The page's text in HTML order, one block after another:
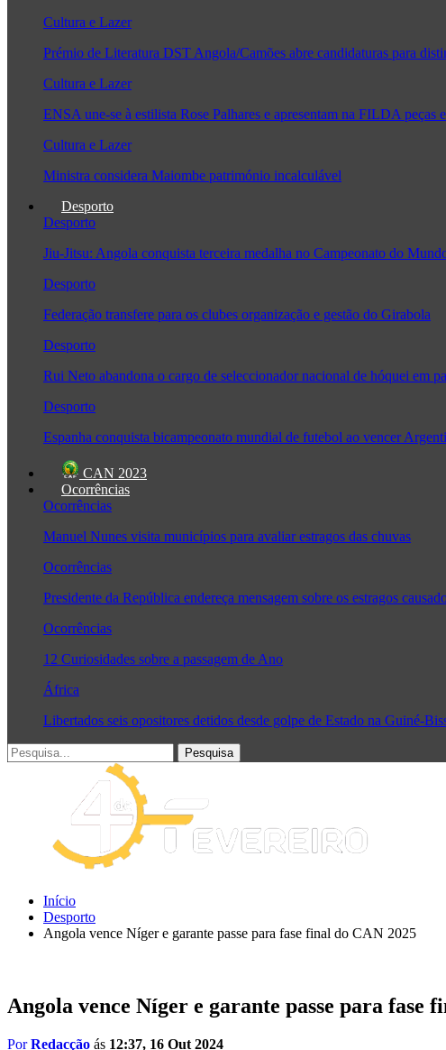
Cultura e Lazer
Prémio de Literatura DST Angola/Camões abre candidaturas para
Cultura e Lazer
ENSA une-se à estilista Rose Palhares e apresentam na FILDA peças
Cultura e Lazer
Ministra considera Maiombe património incalculável
Desporto
Desporto
Jiu-Jitsu: Angola conquista terceira medalha no Campeonato do
Desporto
Federação transfere para os clubes organização e gestão do Girabola
Desporto
Rui Neto abandona o cargo de seleccionador nacional de hóquei em
Desporto
Espanha conquista bicampeonato mundial de futebol ao vencer
CAN 2023
Ocorrências
Ocorrências
Manuel Nunes visita municípios para avaliar estragos das chuvas
Ocorrências
Presidente da República endereça mensagem sobre os estragos
Ocorrências
12 Curiosidades sobre a passagem de Ano
África
Libertados seis opositores detidos desde golpe de Estado na Guiné-
Início
Desporto
Angola vence Níger e garante passe para fase final do CAN 2025
Angola vence Níger e garante passe para fase
PorRedacção ás 12:37, 16 Out 2024